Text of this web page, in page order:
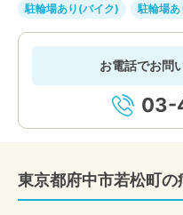
駐輪場あり(バイク)
駐輪場あ
お電話でお問
03-
東京都府中市若松町